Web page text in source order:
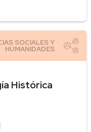
Histórica